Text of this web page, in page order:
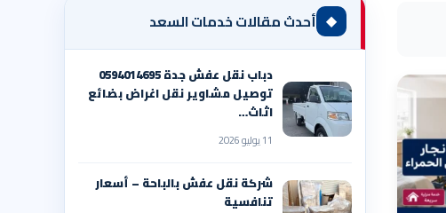
◆ أحدث مقالات خدمات السعد
دباب نقل عفش جدة 0594014695
توصيل مشاوير نقل اغراض بضائع
اثاث…
11 يوليو 2026
شركة نقل عفش بالباحة – أسعار
تنافسية